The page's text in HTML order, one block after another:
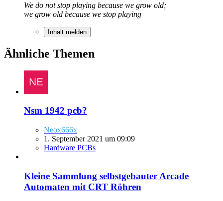
We do not stop playing because we grow old;
we grow old because we stop playing
Inhalt melden
Ähnliche Themen
Nsm 1942 pcb?
Neox666x
1. September 2021 um 09:09
Hardware PCBs
Kleine Sammlung selbstgebauter Arcade
Automaten mit CRT Röhren